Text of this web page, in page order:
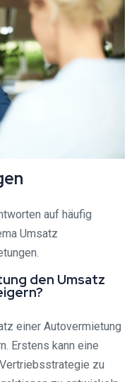
auf häufig
Umsatz
den Umsatz
einer Autovermietung
Erstens kann eine
zu